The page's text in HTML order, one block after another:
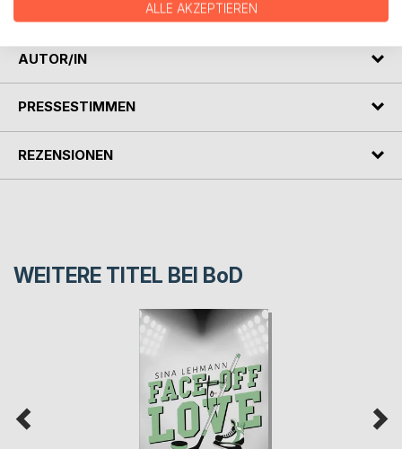
AUTOR/IN
PRESSESTIMMEN
REZENSIONEN
WEITERE TITEL BEI BoD
ALLE AKZEPTIEREN